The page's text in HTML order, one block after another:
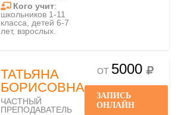
Кого учит:
школьников 1-11
класса, детей 6-7
лет, взрослых.
ТАТЬЯНА
БОРИСОВНА
ЧАСТНЫЙ
ПРЕПОДАВАТЕЛЬ
ОТ 5000
ЗАПИСЬ
ОНЛАЙН